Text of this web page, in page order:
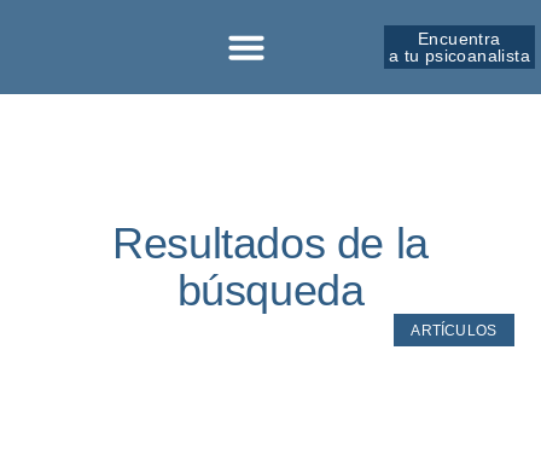
Encuentra
a tu psicoanalista
Resultados de la
búsqueda
ARTÍCULOS